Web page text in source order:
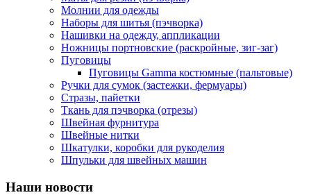
Молнии для одежды
Наборы для шитья (пэчворка)
Нашивки на одежду, аппликации
Ножницы портновские (раскройные, зиг-заг)
Пуговицы
Пуговицы Gamma костюмные (пальтовые)
Ручки для сумок (застежки, фермуары)
Стразы, пайетки
Ткань для пэчворка (отрезы)
Швейная фурнитура
Швейные нитки
Шкатулки, коробки для рукоделия
Шпульки для швейных машин
Наши новости